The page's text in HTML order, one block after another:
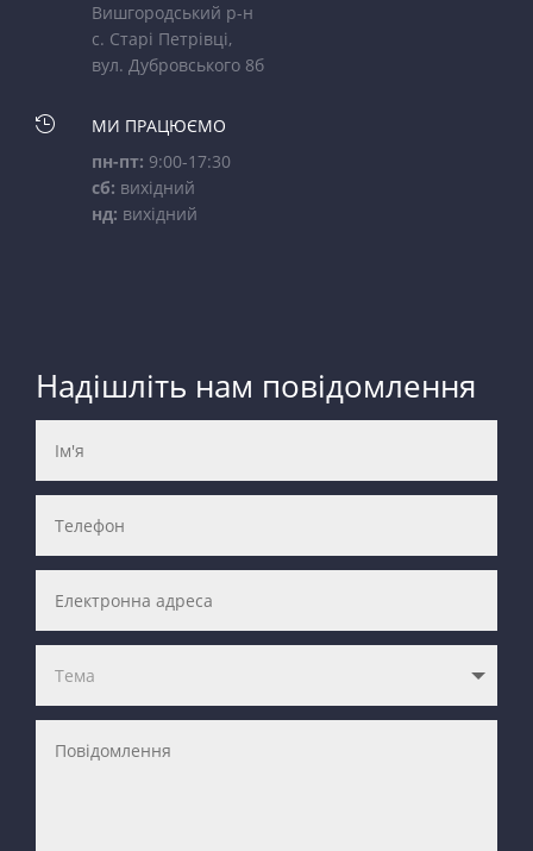
Вишгородський р-н
с. Старі Петрівці,
вул. Дубровського 8б

МИ ПРАЦЮЄМО
пн-пт: 9:00-17:30
сб: вихідний
нд: вихідний
Надішліть нам повідомлення